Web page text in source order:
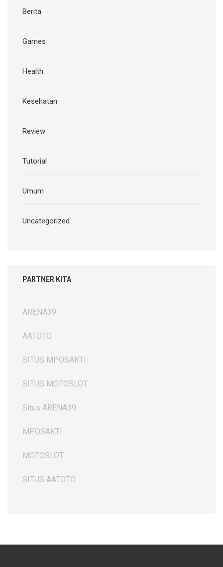
Berita
Games
Health
Kesehatan
Review
Tutorial
Umum
Uncategorized
PARTNER KITA
ARENA39
AATOTO
SITUS MPOSAKTI
SITUS MOTOSLOT
Situs ARENA39
MPOSAKTI
MOTOSLOT
SITUS AATOTO